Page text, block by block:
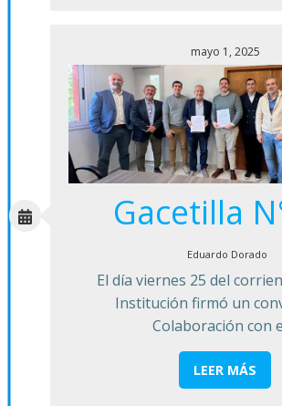
mayo 1, 2025
Gacetilla
Eduardo Dorado
El día viernes 25 del
Institución firmó un
Colaboración con
LEER MÁS